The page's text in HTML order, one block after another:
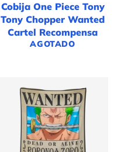
Cobija One Piece Tony
Tony Chopper Wanted
Cartel Recompensa
AGOTADO